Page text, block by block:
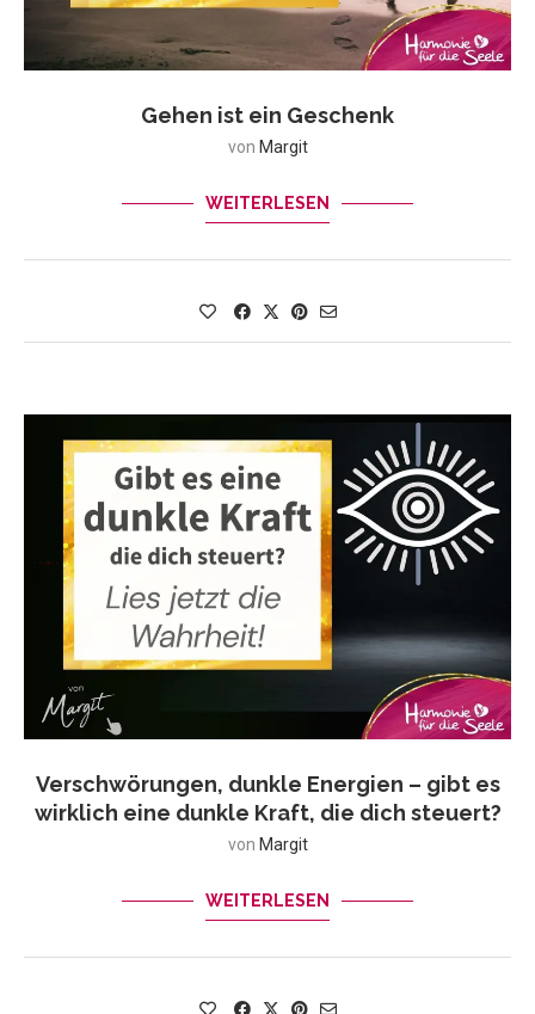
Gehen ist ein Geschenk
von Margit
WEITERLESEN
Verschwörungen, dunkle Energien – gibt es
wirklich eine dunkle Kraft, die dich steuert?
von Margit
WEITERLESEN